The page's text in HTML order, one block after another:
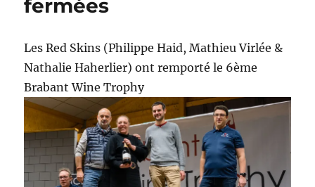
fermées
Les Red Skins (Philippe Haid, Mathieu Virlée &
Nathalie Haherlier) ont remporté le 6ème
Brabant Wine Trophy